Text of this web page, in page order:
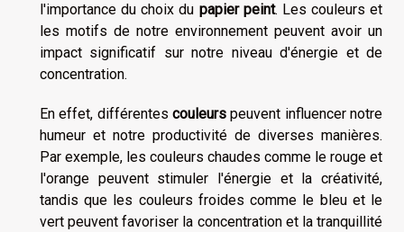
l'importance du choix du papier peint. Les couleurs et
les motifs de notre environnement peuvent avoir un
impact significatif sur notre niveau d'énergie et de
concentration.
En effet, différentes couleurs peuvent influencer notre
humeur et notre productivité de diverses manières.
Par exemple, les couleurs chaudes comme le rouge et
l'orange peuvent stimuler l'énergie et la créativité,
tandis que les couleurs froides comme le bleu et le
vert peuvent favoriser la concentration et la tranquillité